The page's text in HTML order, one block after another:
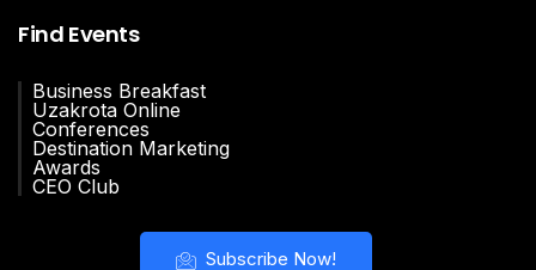
Find Events
Business Breakfast
Uzakrota Online
Conferences
Destination Marketing
Awards
CEO Club
Subscribe Now!